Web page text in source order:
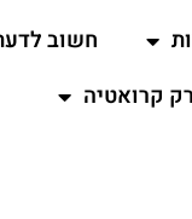
חשוב
קרואטיה